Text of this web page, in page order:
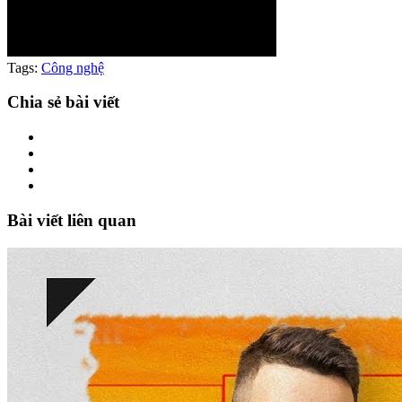
Tags: Công nghệ
Chia sẻ bài viết
Bài viết liên quan